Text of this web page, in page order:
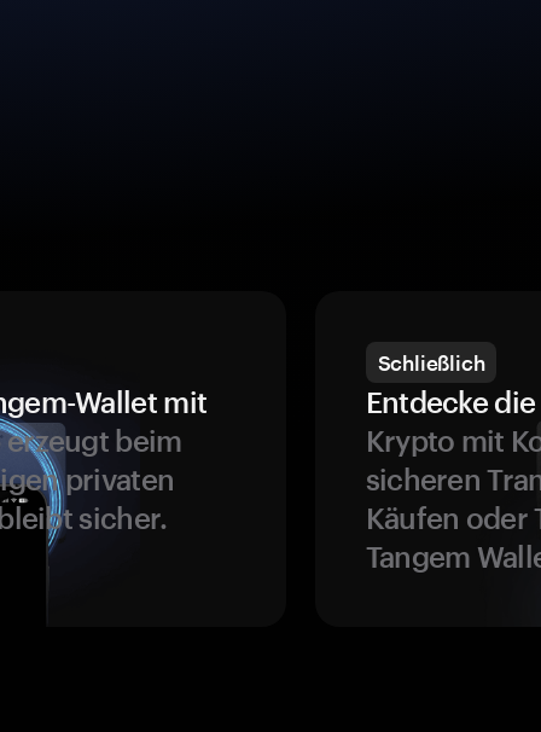
Wallet mit
beim
privaten
sicher.
Schließlich
Entdecke
Krypto mit
sicheren
Käufen oder
Tangem